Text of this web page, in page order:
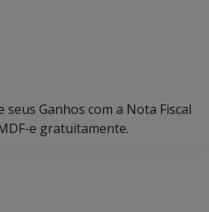
Ganhos com a Nota Fiscal
e gratuitamente.